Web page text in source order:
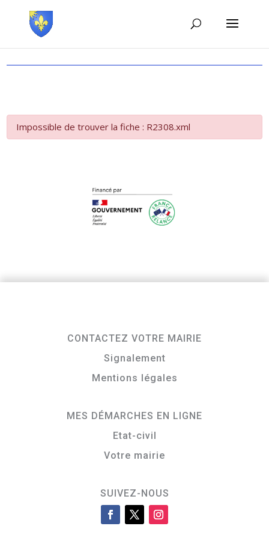
Impossible de trouver la fiche : R2308.xml
CONTACTEZ VOTRE MAIRIE
Signalement
Mentions légales
MES DÉMARCHES EN LIGNE
Etat-civil
Votre mairie
SUIVEZ-NOUS